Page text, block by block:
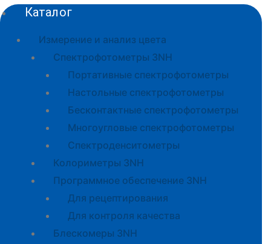
Каталог
Измерение и анализ цвета
Спектрофотометры 3NH
Портативные спектрофотометры
Настольные спектрофотометры
Бесконтактные спектрофотометры
Многоугловые спектрофотометры
Спектроденситометры
Колориметры 3NH
Программное обеспечение 3NH
Для рецептирования
Для контроля качества
Блескомеры 3NH